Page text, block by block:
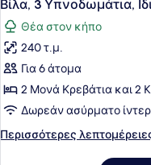
όλων
των
φωτογραφιών
για
Βίλα,
3
Ιδιωτική
Βίλα, 3 Υπνοδωμάτια,
Θέα στον κήπο
240 τ.μ.
Για 6 άτομα
2 Μονά Κρεβάτια και 2
Δωρεάν ασύρματο
Περισσότερες
Περισσότερες